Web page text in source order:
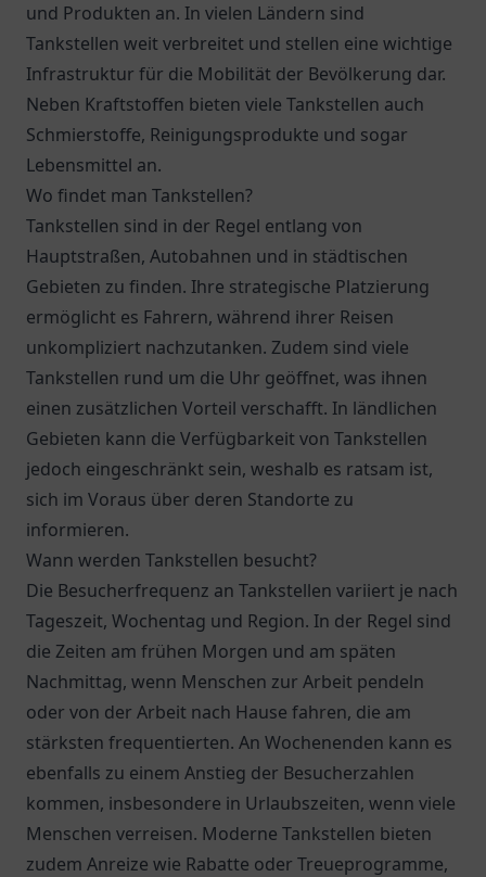
und Produkten an. In vielen Ländern sind
Tankstellen weit verbreitet und stellen eine wichtige
Infrastruktur für die Mobilität der Bevölkerung dar.
Neben Kraftstoffen bieten viele Tankstellen auch
Schmierstoffe, Reinigungsprodukte und sogar
Lebensmittel an.
Wo findet man Tankstellen?
Tankstellen sind in der Regel entlang von
Hauptstraßen, Autobahnen und in städtischen
Gebieten zu finden. Ihre strategische Platzierung
ermöglicht es Fahrern, während ihrer Reisen
unkompliziert nachzutanken. Zudem sind viele
Tankstellen rund um die Uhr geöffnet, was ihnen
einen zusätzlichen Vorteil verschafft. In ländlichen
Gebieten kann die Verfügbarkeit von Tankstellen
jedoch eingeschränkt sein, weshalb es ratsam ist,
sich im Voraus über deren Standorte zu
informieren.
Wann werden Tankstellen besucht?
Die Besucherfrequenz an Tankstellen variiert je nach
Tageszeit, Wochentag und Region. In der Regel sind
die Zeiten am frühen Morgen und am späten
Nachmittag, wenn Menschen zur Arbeit pendeln
oder von der Arbeit nach Hause fahren, die am
stärksten frequentierten. An Wochenenden kann es
ebenfalls zu einem Anstieg der Besucherzahlen
kommen, insbesondere in Urlaubszeiten, wenn viele
Menschen verreisen. Moderne Tankstellen bieten
zudem Anreize wie Rabatte oder Treueprogramme,